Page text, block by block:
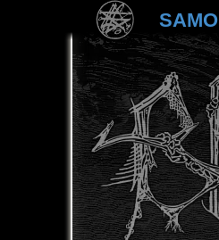
SAMO